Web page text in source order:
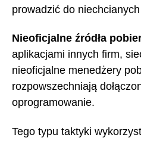
prowadzić do
Nieoficjalne źródła
aplikacjami innych firm,
nieoficjalne menedżery
rozpowszechniają
oprogramowanie.
Tego typu taktyki